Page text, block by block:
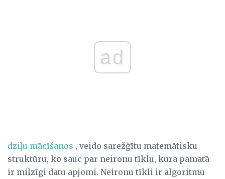
ad
dziļu mācīšanos , veido sarežģītu matemātisku
struktūru, ko sauc par neironu tīklu, kura pamatā
ir milzīgi datu apjomi. Neironu tīkli ir algoritmu